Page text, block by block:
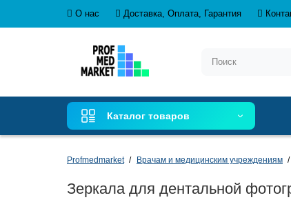
О нас Доставка, Оплата, Гарантия
Каталог товаров
Profmedmarket Врачам и медицинским учреждениям
Зеркала для дентальной